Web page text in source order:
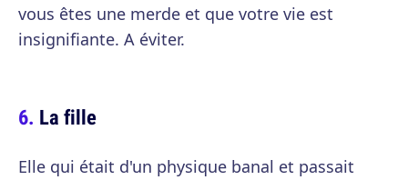
vous êtes une merde et que votre vie est
insignifiante. A éviter.
La fille
Elle qui était d'un physique banal et passait